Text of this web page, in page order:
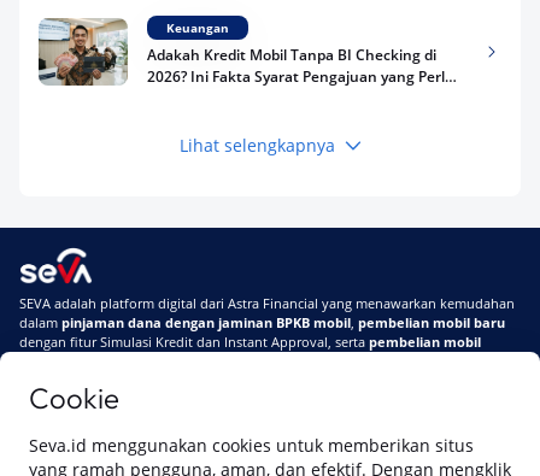
Cookie
Seva.id menggunakan cookies untuk memberikan situs
yang ramah pengguna, aman, dan efektif. Dengan mengklik
Keuangan
Adakah Kredit Mobil Tanpa BI Checking di
2026? Ini Fakta Syarat Pengajuan yang Perlu
Keuangan
Terpercaya
Telat Bayar Pinjol 2 Hari, Apakah Langsung
Masuk BI Checking? Simak Peraturan
Terbarunya di 2026
Lihat selengkapnya
SEVA adalah platform digital dari Astra Financial yang menawarkan kemudahan
dalam pinjaman dana dengan jaminan BPKB mobil pembelian mobil baru
dengan fitur Simulasi Kredit dan Instant Approval, serta pembelian mobil
Di SEVA #UrusanMobilSegampangItu
Tentang SEVASyarat & Ketentuan
Pemberitahuan Privasi